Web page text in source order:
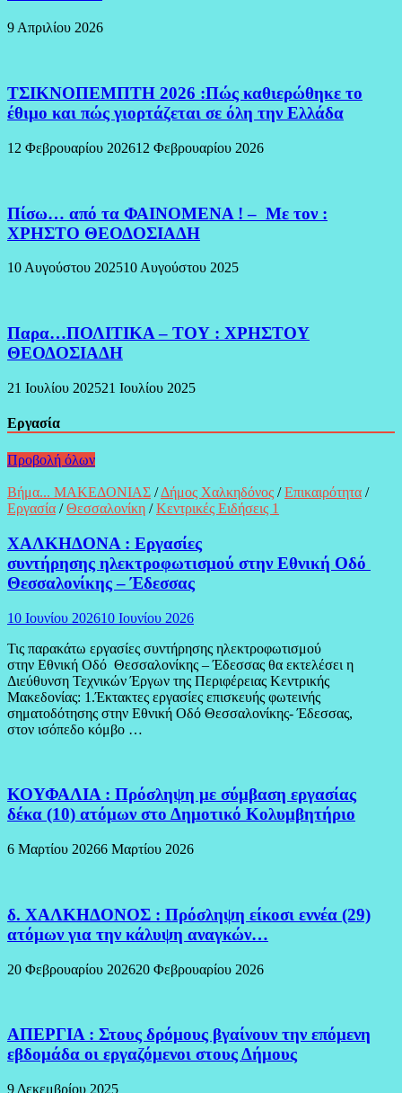
9 Απριλίου 2026
ΤΣΙΚΝΟΠΕΜΠΤΗ 2026 :Πώς καθιερώθηκε το
έθιμο και πώς γιορτάζεται σε όλη την Ελλάδα
12 Φεβρουαρίου 202612 Φεβρουαρίου 2026
Πίσω… από τα ΦΑΙΝΟΜΕΝΑ ! – Με τον :
ΧΡΗΣΤΟ ΘΕΟΔΟΣΙΑΔΗ
10 Αυγούστου 202510 Αυγούστου 2025
Παρα…ΠΟΛΙΤΙΚΑ – ΤΟΥ : ΧΡΗΣΤΟΥ
ΘΕΟΔΟΣΙΑΔΗ
21 Ιουλίου 202521 Ιουλίου 2025
Εργασία
Προβολή όλων
Βήμα... ΜΑΚΕΔΟΝΙΑΣ /Δήμος Χαλκηδόνος /Επικαιρότητα /
Εργασία /Θεσσαλονίκη /Κεντρικές Ειδήσεις 1
ΧΑΛΚΗΔΟΝΑ : Εργασίες
συντήρησης ηλεκτροφωτισμού στην Εθνική Οδό
Θεσσαλονίκης – Έδεσσας
10 Ιουνίου 202610 Ιουνίου 2026
Τις παρακάτω εργασίες συντήρησης ηλεκτροφωτισμού
στην Εθνική Οδό Θεσσαλονίκης – Έδεσσας θα εκτελέσει η
Διεύθυνση Τεχνικών Έργων της Περιφέρειας Κεντρικής
Μακεδονίας: 1.Έκτακτες εργασίες επισκευής φωτεινής
σηματοδότησης στην Εθνική Οδό Θεσσαλονίκης- Έδεσσας,
στον ισόπεδο κόμβο …
ΚΟΥΦΑΛΙΑ : Πρόσληψη με σύμβαση εργασίας
δέκα (10) ατόμων στο Δημοτικό Κολυμβητήριο
6 Μαρτίου 20266 Μαρτίου 2026
δ. ΧΑΛΚΗΔΟΝΟΣ : Πρόσληψη είκοσι εννέα (29)
ατόμων για την κάλυψη αναγκών…
20 Φεβρουαρίου 202620 Φεβρουαρίου 2026
ΑΠΕΡΓΙΑ : Στους δρόμους βγαίνουν την επόμενη
εβδομάδα οι εργαζόμενοι στους Δήμους
9 Δεκεμβρίου 2025